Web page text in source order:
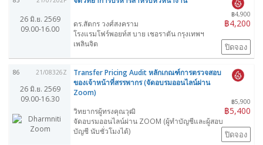
26 มิ.ย. 2569
09.00-16.00
฿4,900
฿4,200
ดร.สัตกร วงศ์สงคราม
โรงแรมโฟร์พอยท์ส บาย เชอราตัน กรุงเทพฯ
เพลินจิต
ปิดจอง
86 21/08326Z
26 มิ.ย. 2569
09.00-16.30
Transfer Pricing Audit หลักเกณฑ์การตรวจสอบ
ของเจ้าหน้าที่สรรพากร (จัดอบรมออนไลน์ผ่าน
Zoom)
฿5,900
฿5,400
วิทยากรผู้ทรงคุณวุฒิ
จัดอบรมออนไลน์ผ่าน ZOOM (ผู้ทำบัญชีและผู้สอบ
บัญชี นับชั่วโมงได้)
ปิดจอง